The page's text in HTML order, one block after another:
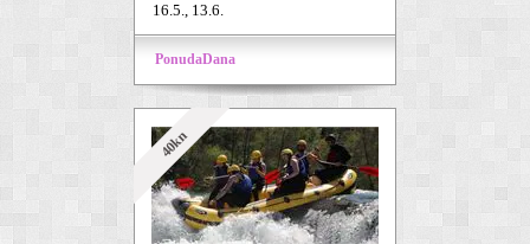
16.5., 13.6.
PonudaDana
40kn